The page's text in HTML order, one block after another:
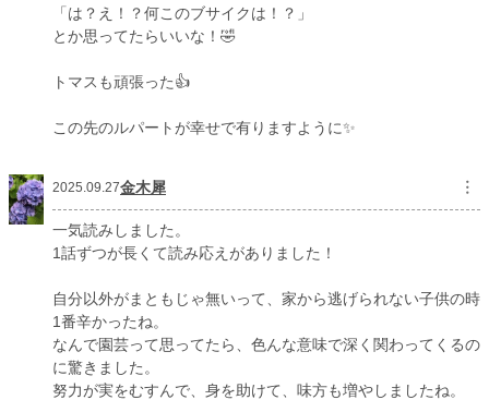
「は？え！？何このブサイクは！？」
とか思ってたらいいな！🤣
トマスも頑張った👍
この先のルパートが幸せで有りますように✨️
2025.09.27金木犀 ︙
一気読みしました。
1話ずつが長くて読み応えがありました！
自分以外がまともじゃ無いって、家から逃げられない子供の時
1番辛かったね。
なんで園芸って思ってたら、色んな意味で深く関わってくるの
に驚きました。
努力が実をむすんで、身を助けて、味方も増やしましたね。